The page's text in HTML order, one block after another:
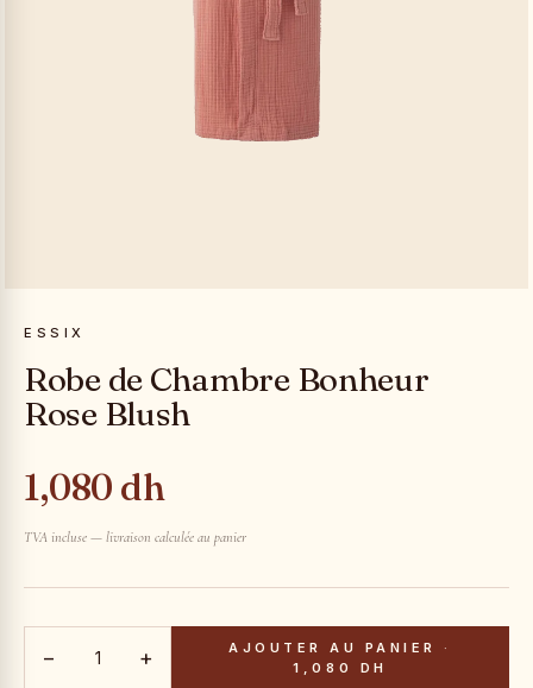
ESSIX
Robe de Chambre Bonheur
Rose Blush
1,080 dh
TVA incluse — livraison calculée au panier
− + AJOUTER AU PANIER
·
1,080 DH